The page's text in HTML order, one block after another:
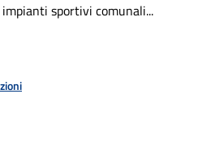
sportivi comunali...